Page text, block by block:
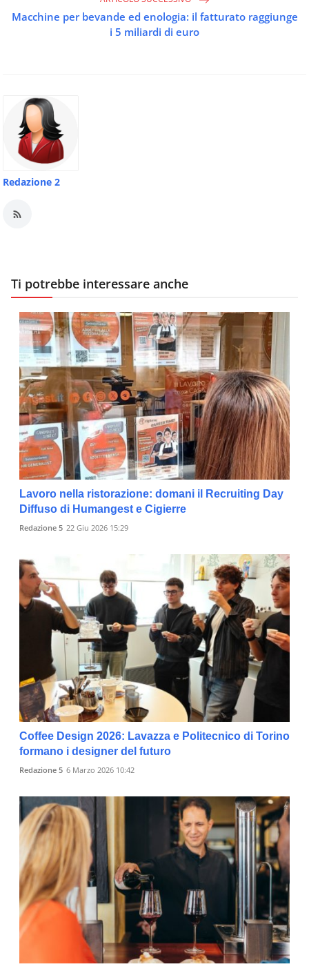
Macchine per bevande ed enologia: il fatturato raggiunge
i 5 miliardi di euro
Redazione 2
Ti potrebbe interessare anche
Lavoro nella ristorazione: domani il Recruiting Day
Diffuso di Humangest e Cigierre
Redazione 5 22 Giu 2026 15:29
Coffee Design 2026: Lavazza e Politecnico di Torino
formano i designer del futuro
Redazione 5 6 Marzo 2026 10:42